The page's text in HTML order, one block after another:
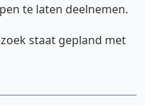
te laten deelnemen.
staat gepland met